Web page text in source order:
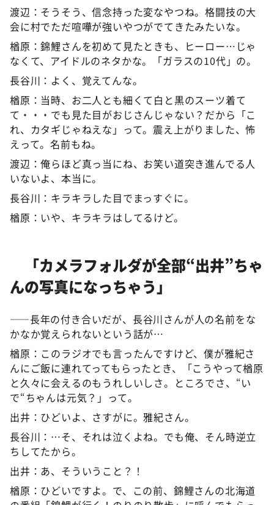
渡辺：そうそう、信念持った変なやつね。格闘技の大
会に村でただ喧嘩が強いやつがでてきたみたいな。
楢原：錦鯉さんを初めて見たときも、ヒーロー…じゃ
なくて、アイドルのネタかな。「ガラスの10代」の。
長谷川：よく、覚えてんな。
楢原：当時、お二人とも細くて白と黒のスーツ着て
て・・・でも見た目がおじさんじゃない？だから「こ
れ、カタギじゃねえな」って。震え上がりました、怖
えって。名前もね。
渡辺：俺らほど真っ当にね、お笑い道突き進んでる人
いないよ、本当に。
長谷川：キラキラした目でまっすぐに。
楢原：いや、キラキラはしてるけど。
「カメラフォルダが全部“出井”ちゃ
んの写真になっちゃう」
――長年の付き合いだが、長谷川さんが人の名前をな
かなか覚えられないという話が…
楢原：このラジオでも言ったんですけど、僕が雅紀さ
んにご飯に連れてってもらったとき、「こうやって楢原
と久々に会えるのもうれしいしさ。ところでさ、“い
で“ちゃんは元気？」って。
出井：ひどいよ、さすがに。雅紀さん。
長谷川：…そ、それは泣くよね。でも俺、そん時逆立
ちしてたから。
出井：あ、そういうこと？！
楢原：ひどいですよ。で、この前、錦鯉さんの北海道